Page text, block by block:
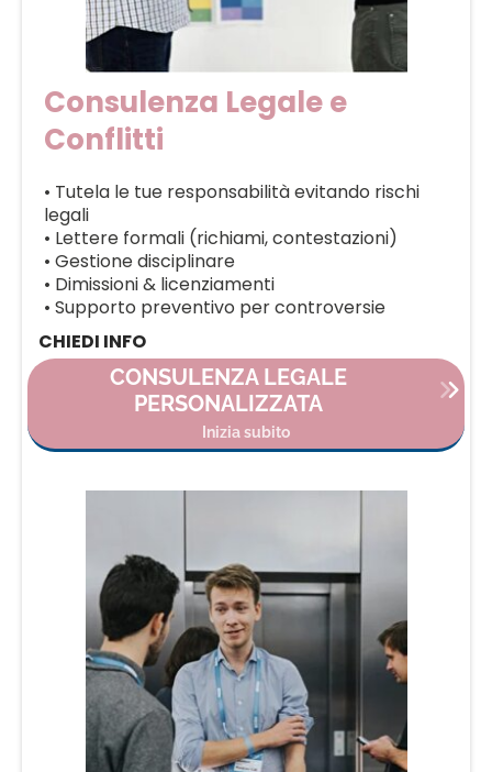
Consulenza Legale e
Conflitti
• Tutela le tue responsabilità evitando rischi
legali
• Lettere formali (richiami, contestazioni)
• Gestione disciplinare
• Dimissioni & licenziamenti
• Supporto preventivo per controversie
CHIEDI INFO
CONSULENZA LEGALE
PERSONALIZZATA
Inizia subito